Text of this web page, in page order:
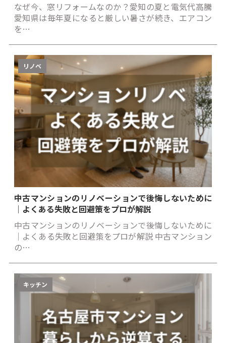
なぜ今、窓リフォームなのか？愛知の夏と電気代高騰
愛知県は毎年夏になると厳しい暑さが続き、エアコン
を…
リノベ
中古マンションのリノベーションで後悔しないために
｜よくある失敗と回避策をプロが解説
中古マンションのリノベーションで後悔しないために
｜よくある失敗と回避策をプロが解説 中古マンション
の…
キッチン